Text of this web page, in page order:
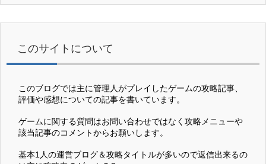
このサイトについて
このブログでは主に管理人がプレイしたゲームの攻略記事、
評価や感想についての記事を書いています。
ゲームに関する質問はお問い合わせではなく攻略メニューや
該当記事のコメントからお願いします。
基本1人の運営ブログ＆攻略タイトルが多いので返信出来るの